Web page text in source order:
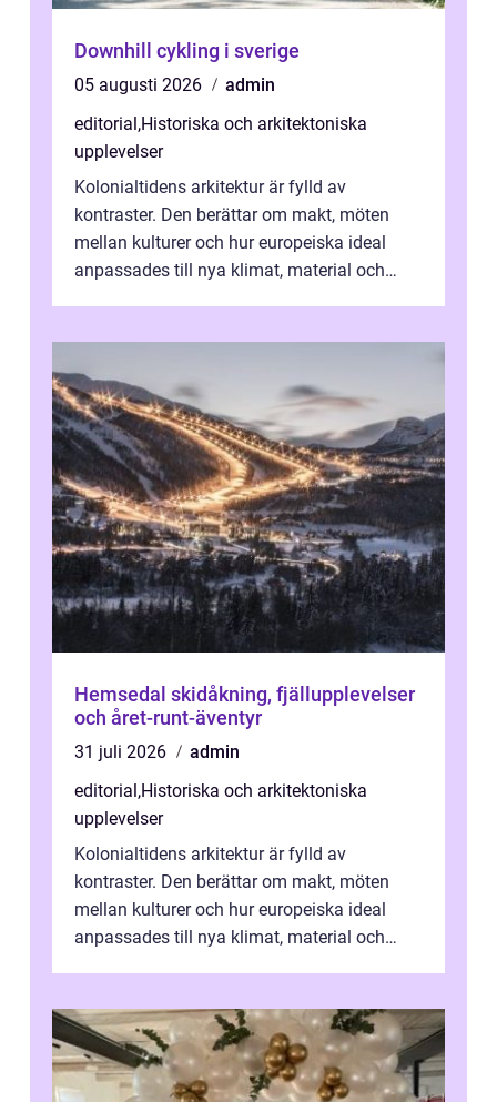
Downhill cykling i sverige
05 augusti 2026
admin
editorial ,Historiska och arkitektoniska
upplevelser
Kolonialtidens arkitektur är fylld av
kontraster. Den berättar om makt, möten
mellan kulturer och hur europeiska ideal
anpassades till nya klimat, material och
Hemsedal skidåkning, fjällupplevelser
och året-runt-äventyr
31 juli 2026
admin
editorial ,Historiska och arkitektoniska
upplevelser
Kolonialtidens arkitektur är fylld av
kontraster. Den berättar om makt, möten
mellan kulturer och hur europeiska ideal
anpassades till nya klimat, material och